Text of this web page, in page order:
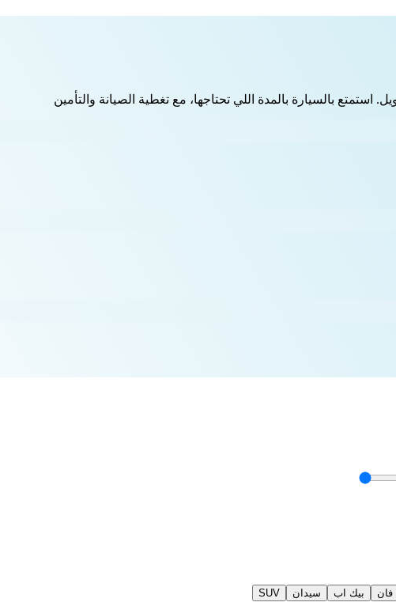
استمتع بالسيارة بالمدة اللي تحتاجها، مع تغطية الصيانة والتأمين
فان بيك اب سيدان SUV